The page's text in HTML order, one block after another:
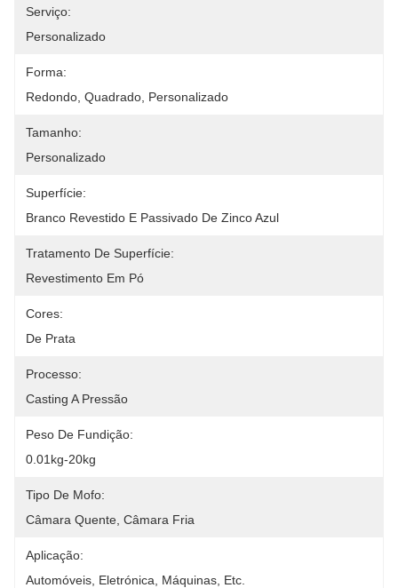
Serviço:
Personalizado
Forma:
Redondo, Quadrado, Personalizado
Tamanho:
Personalizado
Superfície:
Branco Revestido E Passivado De Zinco Azul
Tratamento De Superfície:
Revestimento Em Pó
Cores:
De Prata
Processo:
Casting A Pressão
Peso De Fundição:
0.01kg-20kg
Tipo De Mofo:
Câmara Quente, Câmara Fria
Aplicação:
Automóveis, Eletrónica, Máquinas, Etc.